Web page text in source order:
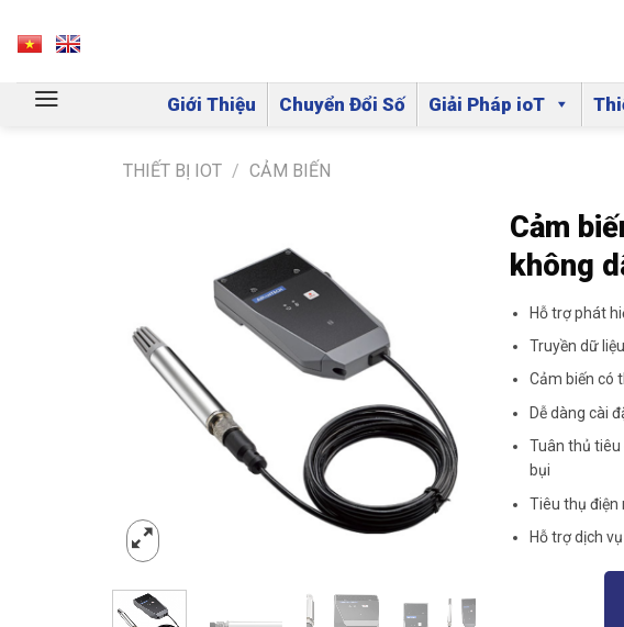
VN EN
Giới Thiệu Chuyển Đổi Số Giải Pháp ioT
THIẾT BỊ IOT / CẢM BIẾN
Cảm
không
Hỗ trợ phát
Truyền dữ
Cảm biến có
Dễ dàng cài
Tuân thủ tiêu
bụi
Tiêu thụ điện
Hỗ trợ dịch